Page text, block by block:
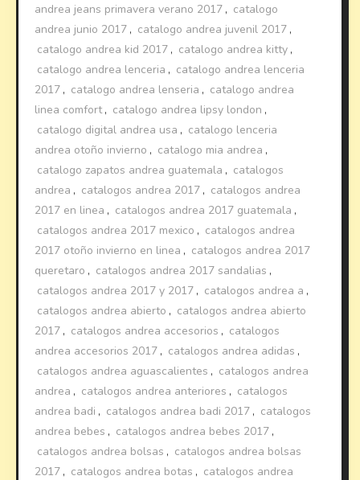
andrea jeans primavera verano 2017 , catalogo
andrea junio 2017 , catalogo andrea juvenil 2017 ,
catalogo andrea kid 2017 , catalogo andrea kitty ,
catalogo andrea lenceria , catalogo andrea lenceria
2017 , catalogo andrea lenseria , catalogo andrea
linea comfort, catalogo andrea lipsy london ,
catalogo digital andrea usa , catalogo lenceria
andrea otoño invierno , catalogo mia andrea ,
catalogo zapatos andrea guatemala , catalogos
andrea , catalogos andrea 2017 , catalogos andrea
2017 en linea , catalogos andrea 2017 guatemala ,
catalogos andrea 2017 mexico , catalogos andrea
2017 otoño invierno en linea , catalogos andrea 2017
queretaro , catalogos andrea 2017 sandalias ,
catalogos andrea 2017 y 2017 , catalogos andrea a ,
catalogos andrea abierto , catalogos andrea abierto
2017 , catalogos andrea accesorios , catalogos
andrea accesorios 2017 , catalogos andrea adidas ,
catalogos andrea aguascalientes , catalogos andrea
andrea , catalogos andrea anteriores , catalogos
andrea badi , catalogos andrea badi 2017 , catalogos
andrea bebes , catalogos andrea bebes 2017 ,
catalogos andrea bolsas , catalogos andrea bolsas
2017 , catalogos andrea botas , catalogos andrea